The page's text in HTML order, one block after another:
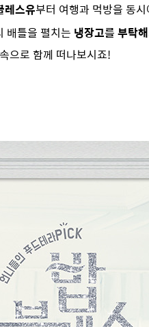
레스유부터 여행과 먹방을 동
배틀을 펼치는 냉장고를 부탁해
으로 함께 떠나보시죠!